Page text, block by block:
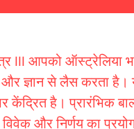
III आपको ऑस्ट्रेलिया
से लैस करता है।
केंद्रित है। प्रारंभिक
और निर्णय का